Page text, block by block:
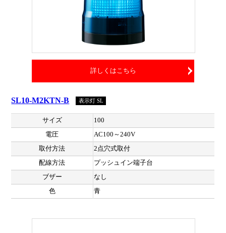
詳しくはこちら
SL10-M2KTN-B 表示灯 SL
サイズ
100
電圧
AC100～240V
取付方法
2点穴式取付
配線方法
プッシュイン端子台
ブザー
なし
色
青